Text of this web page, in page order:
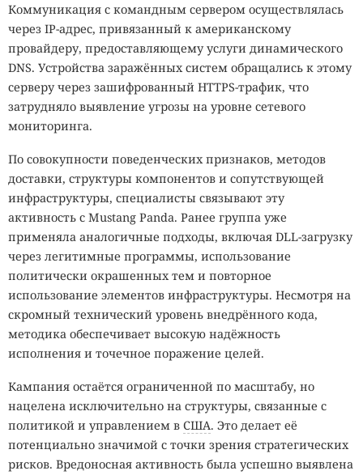
Коммуникация с командным сервером осуществлялась
через IP-адрес, привязанный к американскому
провайдеру, предоставляющему услуги динамического
DNS. Устройства заражённых систем обращались к этому
серверу через зашифрованный HTTPS-трафик, что
затрудняло выявление угрозы на уровне сетевого
мониторинга.
По совокупности поведенческих признаков, методов
доставки, структуры компонентов и сопутствующей
инфраструктуры, специалисты связывают эту
активность с Mustang Panda. Ранее группа уже
применяла аналогичные подходы, включая DLL-загрузку
через легитимные программы, использование
политически окрашенных тем и повторное
использование элементов инфраструктуры. Несмотря на
скромный технический уровень внедрённого кода,
методика обеспечивает высокую надёжность
исполнения и точечное поражение целей.
Кампания остаётся ограниченной по масштабу, но
нацелена исключительно на структуры, связанные с
политикой и управлением в США. Это делает её
потенциально значимой с точки зрения стратегических
рисков. Вредоносная активность была успешно выявлена